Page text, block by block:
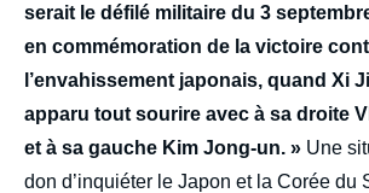
serait le défilé militaire du 3
en commémoration de la victoire
l’envahissement japonais, quand Xi
apparu tout sourire avec à sa droite
et à sa gauche Kim Jong-un. » Une
don d’inquiéter le Japon et la Corée du